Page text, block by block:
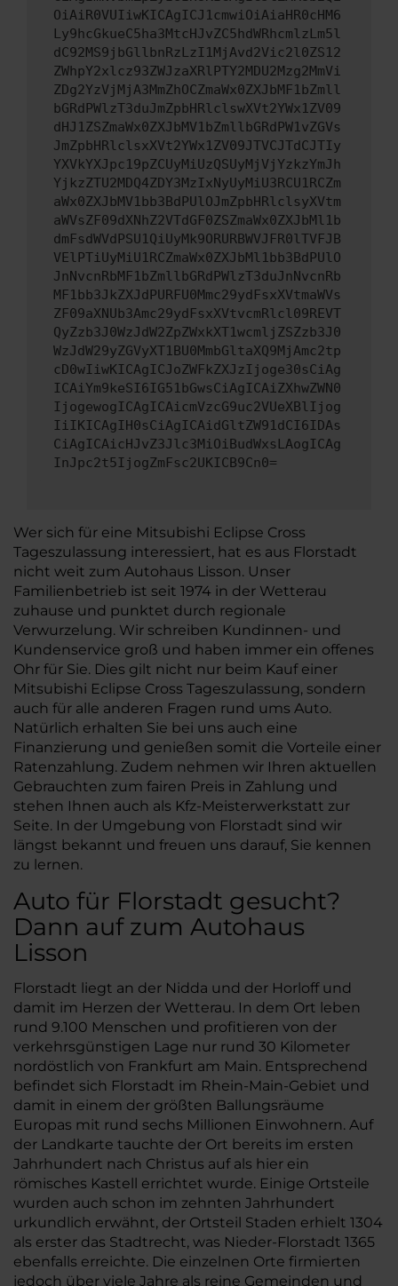
OiAiR0VUIiwKICAgICJ1cmwiOiAiaHR0cHM6
Ly9hcGkueC5ha3MtcHJvZC5hdWRhcmlzLm5l
dC92MS9jbGllbnRzLzI1MjAvd2Vic2l0ZS12
ZWhpY2xlcz93ZWJzaXRlPTY2MDU2Mzg2MmVi
ZDg2YzVjMjA3MmZhOCZmaWx0ZXJbMF1bZmll
bGRdPWlzT3duJmZpbHRlclswXVt2YWx1ZV09
dHJ1ZSZmaWx0ZXJbMV1bZmllbGRdPW1vZGVs
JmZpbHRlclsxXVt2YWx1ZV09JTVCJTdCJTIy
YXVkYXJpc19pZCUyMiUzQSUyMjVjYzkzYmJh
YjkzZTU2MDQ4ZDY3MzIxNyUyMiU3RCU1RCZm
aWx0ZXJbMV1bb3BdPUlOJmZpbHRlclsyXVtm
aWVsZF09dXNhZ2VTdGF0ZSZmaWx0ZXJbMl1b
dmFsdWVdPSU1QiUyMk9ORURBWVJFR0lTVFJB
VElPTiUyMiU1RCZmaWx0ZXJbMl1bb3BdPUlO
JnNvcnRbMF1bZmllbGRdPWlzT3duJnNvcnRb
MF1bb3JkZXJdPURFU0Mmc29ydFsxXVtmaWVs
ZF09aXNUb3Amc29ydFsxXVtvcmRlcl09REVT
QyZzb3J0WzJdW2ZpZWxkXT1wcmljZSZzb3J0
WzJdW29yZGVyXT1BU0MmbGltaXQ9MjAmc2tp
cD0wIiwKICAgICJoZWFkZXJzIjoge30sCiAg
ICAiYm9keSI6IG51bGwsCiAgICAiZXhwZWN0
IjogewogICAgICAicmVzcG9uc2VUeXBlIjog
IiIKICAgIH0sCiAgICAidGltZW91dCI6IDAs
CiAgICAicHJvZ3Jlc3MiOiBudWxsLAogICAg
InJpc2t5IjogZmFsc2UKICB9Cn0=
Wer sich für eine Mitsubishi Eclipse Cross
Tageszulassung interessiert, hat es aus Florstadt
nicht weit zum Autohaus Lisson. Unser
Familienbetrieb ist seit 1974 in der Wetterau
zuhause und punktet durch regionale
Verwurzelung. Wir schreiben Kundinnen- und
Kundenservice groß und haben immer ein offenes
Ohr für Sie. Dies gilt nicht nur beim Kauf einer
Mitsubishi Eclipse Cross Tageszulassung, sondern
auch für alle anderen Fragen rund ums Auto.
Natürlich erhalten Sie bei uns auch eine
Finanzierung und genießen somit die Vorteile einer
Ratenzahlung. Zudem nehmen wir Ihren aktuellen
Gebrauchten zum fairen Preis in Zahlung und
stehen Ihnen auch als Kfz-Meisterwerkstatt zur
Seite. In der Umgebung von Florstadt sind wir
längst bekannt und freuen uns darauf, Sie kennen
zu lernen.
Auto für Florstadt gesucht?
Dann auf zum Autohaus
Lisson
Florstadt liegt an der Nidda und der Horloff und
damit im Herzen der Wetterau. In dem Ort leben
rund 9.100 Menschen und profitieren von der
verkehrsgünstigen Lage nur rund 30 Kilometer
nordöstlich von Frankfurt am Main. Entsprechend
befindet sich Florstadt im Rhein-Main-Gebiet und
damit in einem der größten Ballungsräume
Europas mit rund sechs Millionen Einwohnern. Auf
der Landkarte tauchte der Ort bereits im ersten
Jahrhundert nach Christus auf als hier ein
römisches Kastell errichtet wurde. Einige Ortsteile
wurden auch schon im zehnten Jahrhundert
urkundlich erwähnt, der Ortsteil Staden erhielt 1304
als erster das Stadtrecht, was Nieder-Florstadt 1365
ebenfalls erreichte. Die einzelnen Orte firmierten
jedoch über viele Jahre als reine Gemeinden und